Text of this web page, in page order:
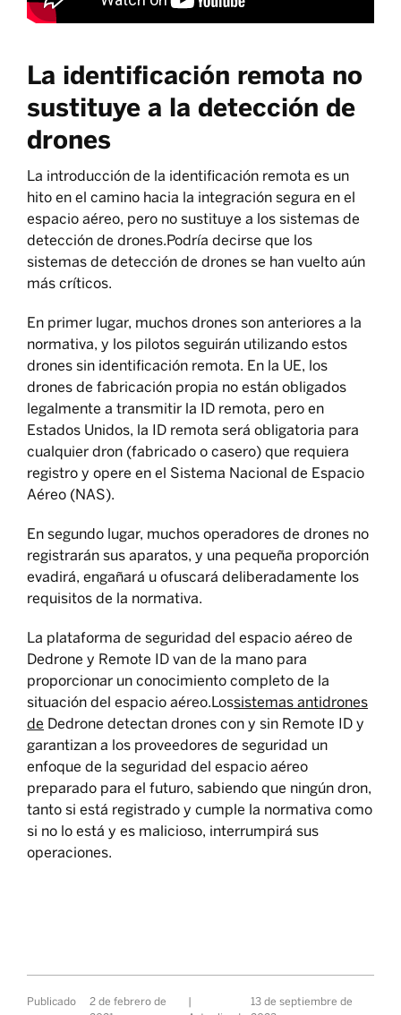
La identificación remota no
sustituye a la detección de
drones
La introducción de la identificación remota es un
hito en el camino hacia la integración segura en el
espacio aéreo, pero no sustituye a los sistemas de
detección de drones.Podría decirse que los
sistemas de detección de drones se han vuelto aún
más críticos.
En primer lugar, muchos drones son anteriores a la
normativa, y los pilotos seguirán utilizando estos
drones sin identificación remota. En la UE, los
drones de fabricación propia no están obligados
legalmente a transmitir la ID remota, pero en
Estados Unidos, la ID remota será obligatoria para
cualquier dron (fabricado o casero) que requiera
registro y opere en el Sistema Nacional de Espacio
Aéreo (NAS).
En segundo lugar, muchos operadores de drones no
registrarán sus aparatos, y una pequeña proporción
evadirá, engañará u ofuscará deliberadamente los
requisitos de la normativa.
La plataforma de seguridad del espacio aéreo de
Dedrone y Remote ID van de la mano para
proporcionar un conocimiento completo de la
situación del espacio aéreo.Lossistemas antidrones
de Dedrone detectan drones con y sin Remote ID y
garantizan a los proveedores de seguridad un
enfoque de la seguridad del espacio aéreo
preparado para el futuro, sabiendo que ningún dron,
tanto si está registrado y cumple la normativa como
si no lo está y es malicioso, interrumpirá sus
operaciones.
Publicado
2 de febrero de
|
13 de septiembre de